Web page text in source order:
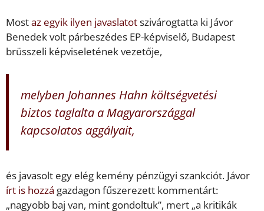
Mostaz egyik ilyen javaslatotszivárogtatta ki Jávor
Benedek volt párbeszédes EP-képviselő, Budapest
brüsszeli képviseletének vezetője,
melyben Johannes Hahn költségvetési
biztos taglalta a Magyarországgal
kapcsolatos aggályait,
és javasolt egy elég kemény pénzügyi szankciót. Jávor
írt is hozzá gazdagon fűszerezett kommentárt:
„nagyobb baj van, mint gondoltuk”, mert „a kritikák